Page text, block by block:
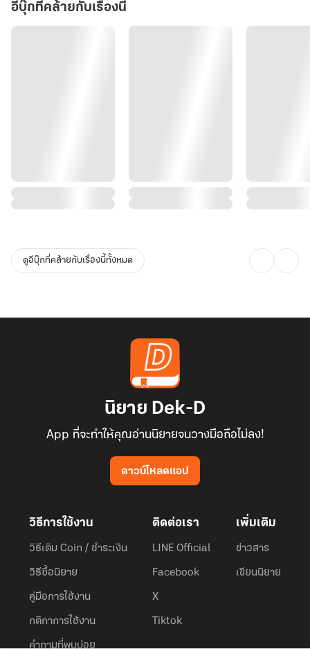
อีบุ๊กที่คล้ายกับเรื่องนี้
ดูอีบุ๊กที่คล้ายกับเรื่องนี้ทั้งหมด
นิยาย Dek-D
App ที่จะทำให้คุณอ่านนิยายจนวางมือถือไม่ลง!
ดาวน์โหลดแอป
วิธีการใช้งาน
วิธีเติม Coin / ชำระเงิน
วิธีซื้อนิยาย
คู่มือการใช้งาน
กติกาการใช้งาน
คำถามที่พบบ่อย
ติดต่อเรา
LINE Official
Facebook
X
Tiktok
เพิ่มเติม
ข่าวสาร
เขียนนิยาย